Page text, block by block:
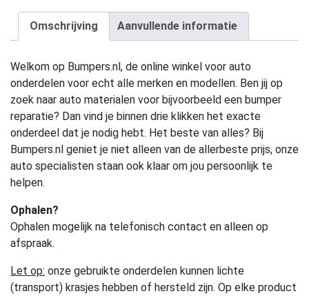
Omschrijving Aanvullende informatie
Welkom op Bumpers.nl, de online winkel voor auto
onderdelen voor echt alle merken en modellen. Ben jij op
zoek naar auto materialen voor bijvoorbeeld een bumper
reparatie? Dan vind je binnen drie klikken het exacte
onderdeel dat je nodig hebt. Het beste van alles? Bij
Bumpers.nl geniet je niet alleen van de allerbeste prijs, onze
auto specialisten staan ook klaar om jou persoonlijk te
helpen.
Ophalen?
Ophalen mogelijk na telefonisch contact en alleen op
afspraak.
Let op: onze gebruikte onderdelen kunnen lichte
(transport) krasjes hebben of hersteld zijn. Op elke product